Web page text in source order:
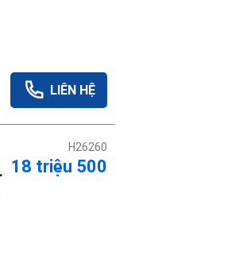
LIÊN HỆ
H26260
18 triệu 500